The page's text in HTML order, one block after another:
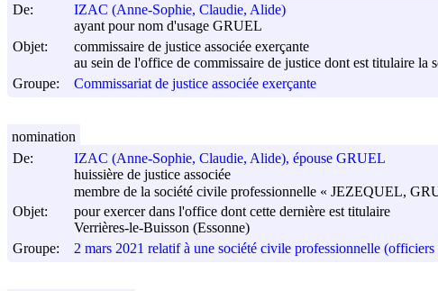
De:
IZAC (Anne-Sophie, Claudie, Alide)
ayant pour nom d'usage GRUEL
Objet:
commissaire de justice associée exerçante
au sein de l'office de commissaire de justice dont est titulaire
Groupe:
Commissariat de justice associée exerçante
De:
IZAC (Anne-Sophie, Claudie, Alide), épouse GRUEL
huissière de justice associée
membre de la société civile professionnelle « JEZEQUEL,
Objet:
pour exercer dans l'office dont cette dernière est titulaire
Verrières-le-Buisson (Essonne)
Groupe:
2 mars 2021 relatif à une société civile professionnelle
nomination